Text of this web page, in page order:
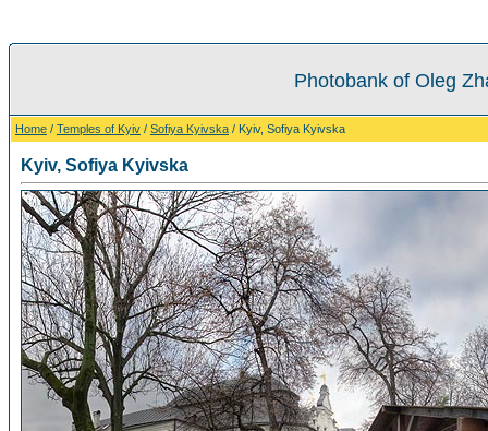
Photobank of Oleg
Home / Temples of Kyiv / Sofiya Kyivska / Kyiv, Sofiya Kyivska
Kyiv, Sofiya Kyivska